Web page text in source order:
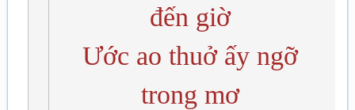
đến giờ
Ước ao thuở ấy ngỡ
trong mơ